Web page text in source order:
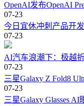
OpenAI发布OpenAI
07-23
今日宜休冲刺产品开
07-23
AI汽车浪潮下：极越
07-23
三星Galaxy Z Fold8
07-23
三星Galaxy Glasses